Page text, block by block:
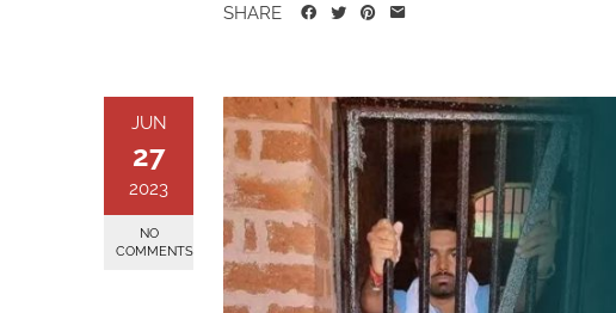
SHARE
JUN
27
2023
NO
COMMENTS